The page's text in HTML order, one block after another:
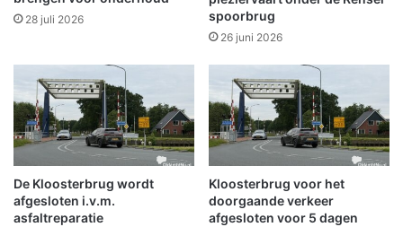
d
m
i
s
t
28 juli 2026
spoorbrug
26 juni 2026
De Kloosterbrug wordt
afgesloten i.v.m.
asfaltreparatie
Kloosterbrug voor het
doorgaande verkeer
afgesloten voor 5 dagen